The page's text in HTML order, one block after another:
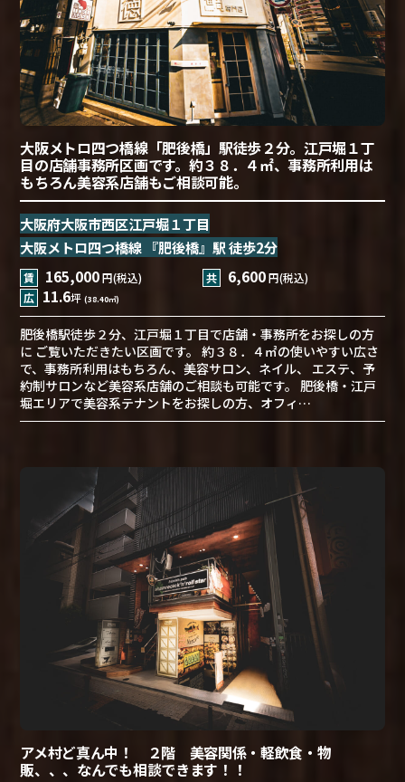
大阪メトロ四つ橋線「肥後橋」駅徒歩２分。江戸堀１丁
目の店舗事務所区画です。約３８．４㎡、事務所利用は
もちろん美容系店舗もご相談可能。
大阪府大阪市西区江戸堀１丁目
大阪メトロ四つ橋線 『肥後橋』駅 徒歩2分
賃 165,000円(税込) 共 6,600円(税込)
広 11.6坪(38.40㎡)
肥後橋駅徒歩２分、江戸堀１丁目で店舗・事務所をお探しの方
に ご覧いただきたい区画です。 約３８．４㎡の使いやすい広さ
で、事務所利用はもちろん、美容サロン、ネイル、 エステ、予
約制サロンなど美容系店舗のご相談も可能です。 肥後橋・江戸
堀エリアで美容系テナントをお探しの方、オフィ…
アメ村ど真ん中！ ２階 美容関係・軽飲食・物
販、、、なんでも相談できます！！